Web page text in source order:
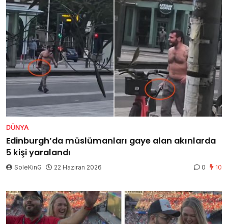
DÜNYA
Edinburgh’da müslümanları gaye alan akınlarda
5 kişi yaralandı
SoleKinG 22 Haziran 2026 0 10